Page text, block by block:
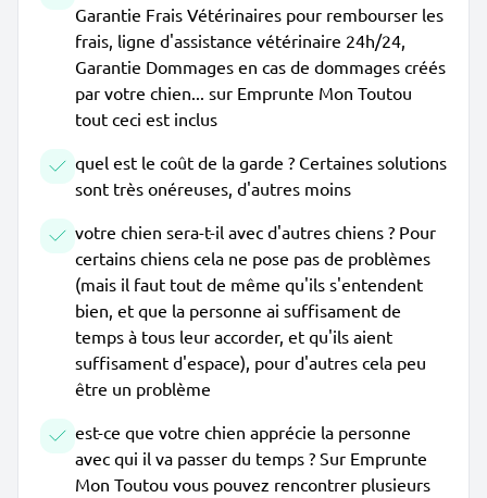
Garantie Frais Vétérinaires pour rembourser les
frais, ligne d'assistance vétérinaire 24h/24,
Garantie Dommages en cas de dommages créés
par votre chien... sur Emprunte Mon Toutou
tout ceci est inclus
quel est le coût de la garde ? Certaines solutions
sont très onéreuses, d'autres moins
votre chien sera-t-il avec d'autres chiens ? Pour
certains chiens cela ne pose pas de problèmes
(mais il faut tout de même qu'ils s'entendent
bien, et que la personne ai suffisament de
temps à tous leur accorder, et qu'ils aient
suffisament d'espace), pour d'autres cela peu
être un problème
est-ce que votre chien apprécie la personne
avec qui il va passer du temps ? Sur Emprunte
Mon Toutou vous pouvez rencontrer plusieurs